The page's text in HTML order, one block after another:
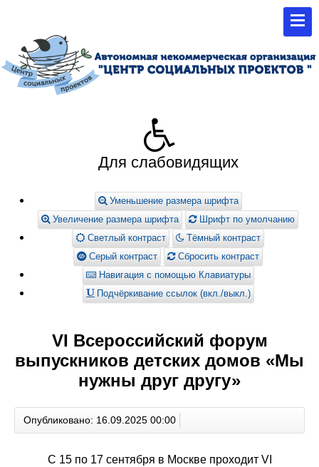
Для слабовидящих
Уменьшение размера шрифта
Увеличение размера шрифта
Шрифт по умолчанию
Светлый контраст
Тёмный контраст
Серый контраст
Сбросить контраст
Навигация с помощью Клавиатуры
Подчёркивание ссылок (вкл./выкл.)
VI Всероссийский форум
выпускников детских домов «Мы
нужны друг другу»
Опубликовано: 16.09.2025 00:00
С 15 по 17 сентября в Москве проходит VI